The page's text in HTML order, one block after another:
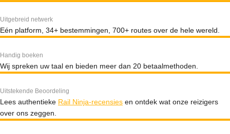
Uitgebreid netwerk
Eén platform, 34+ bestemmingen, 700+ routes over de hele wereld.
Handig boeken
Wij spreken uw taal en bieden meer dan 20 betaalmethoden.
Uitstekende Beoordeling
Lees authentieke Rail Ninja-recensies en ontdek wat onze reizigers
over ons zeggen.